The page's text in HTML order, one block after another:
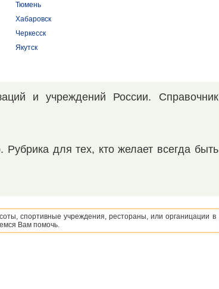
Тюмень
Хабаровск
Черкесск
Якутск
и учреждений России. Справочник
для тех, кто желает всегда быть
спортивные учреждения, рестораны, или органицации в
Вам помочь.